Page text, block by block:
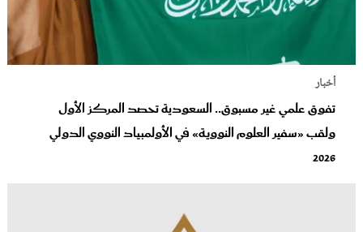
أخبار
تفوق علمي غير مسبوق.. السعودية تحصد المركز الأول
ولقب «سفير العلوم النووية» في الأولمبياد النووي الدولي
2026